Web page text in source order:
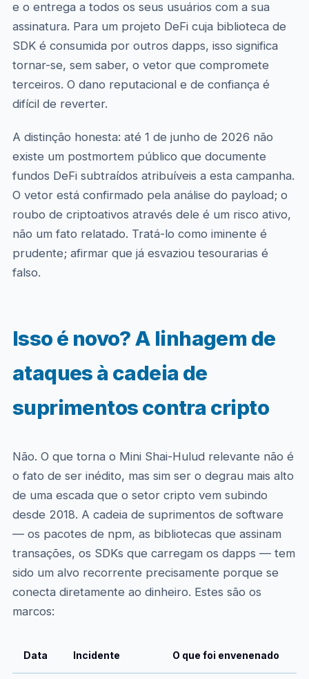
e o entrega a todos os seus usuários com a sua
assinatura. Para um projeto DeFi cuja biblioteca de
SDK é consumida por outros dapps, isso significa
tornar-se, sem saber, o vetor que compromete
terceiros. O dano reputacional e de confiança é
difícil de reverter.
A distinção honesta: até 1 de junho de 2026 não
existe um postmortem público que documente
fundos DeFi subtraídos atribuíveis a esta campanha.
O vetor está confirmado pela análise do payload; o
roubo de criptoativos através dele é um risco ativo,
não um fato relatado. Tratá-lo como iminente é
prudente; afirmar que já esvaziou tesourarias é
falso.
Isso é novo? A linhagem de
ataques à cadeia de
suprimentos contra cripto
Não. O que torna o Mini Shai-Hulud relevante não é
o fato de ser inédito, mas sim ser o degrau mais alto
de uma escada que o setor cripto vem subindo
desde 2018. A cadeia de suprimentos de software
— os pacotes de npm, as bibliotecas que assinam
transações, os SDKs que carregam os dapps — tem
sido um alvo recorrente precisamente porque se
conecta diretamente ao dinheiro. Estes são os
marcos:
Data Incidente O que foi envenenado